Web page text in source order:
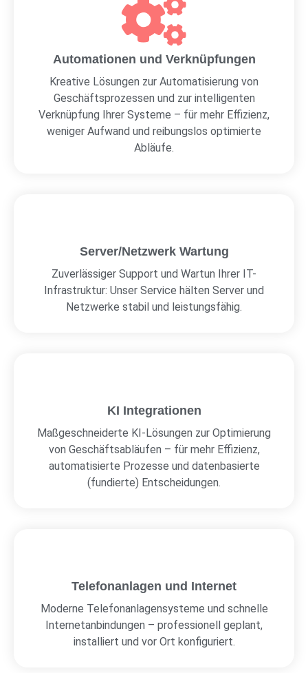
Automationen und Verknüpfungen
Kreative Lösungen zur Automatisierung von
Geschäftsprozessen und zur intelligenten
Verknüpfung Ihrer Systeme – für mehr Effizienz,
weniger Aufwand und reibungslos optimierte
Abläufe.
Server/Netzwerk Wartung
Zuverlässiger Support und Wartun Ihrer IT-
Infrastruktur: Unser Service hälten Server und
Netzwerke stabil und leistungsfähig.
KI Integrationen
Maßgeschneiderte KI-Lösungen zur Optimierung
von Geschäftsabläufen – für mehr Effizienz,
automatisierte Prozesse und datenbasierte
(fundierte) Entscheidungen.
Telefonanlagen und Internet
Moderne Telefonanlagensysteme und schnelle
Internetanbindungen – professionell geplant,
installiert und vor Ort konfiguriert.